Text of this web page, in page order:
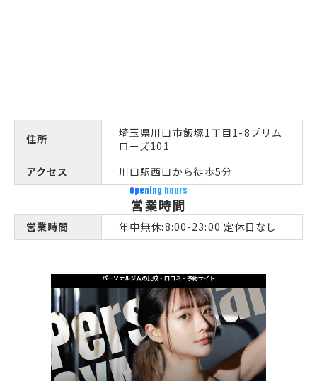
住所
埼玉県川口市飯塚1丁目1-8プリム
ローズ101
アクセス
川口駅西口から徒歩5分
Opening hours
営業時間
営業時間 年中無休:8:00-23:00 定休日なし
パーソナルジムの比較・口コミ・予約サイト